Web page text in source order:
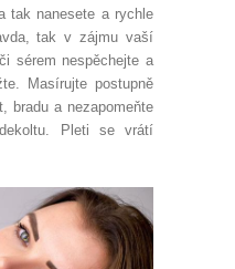
tak nanesete a rychle
tak v zájmu vaší
sérem nespěchejte a
Masírujte postupně
bradu a nezapomeňte
Pleti se vrátí